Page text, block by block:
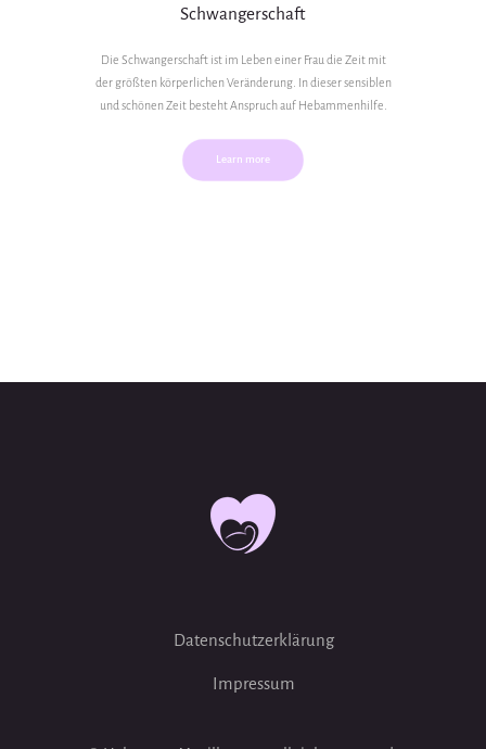
Schwangerschaft
Die Schwangerschaft ist im Leben einer Frau die Zeit mit
der größten körperlichen Veränderung. In dieser sensiblen
und schönen Zeit besteht Anspruch auf Hebammenhilfe.
Learn more
Datenschutzerklärung
Impressum